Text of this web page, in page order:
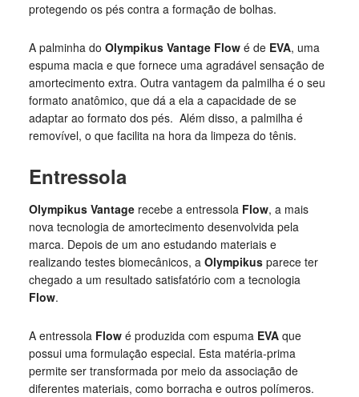
protegendo os pés contra a formação de bolhas.
A palminha do Olympikus Vantage Flow é de EVA, uma
espuma macia e que fornece uma agradável sensação de
amortecimento extra. Outra vantagem da palmilha é o seu
formato anatômico, que dá a ela a capacidade de se
adaptar ao formato dos pés. Além disso, a palmilha é
removível, o que facilita na hora da limpeza do tênis.
Entressola
Olympikus Vantage recebe a entressola Flow, a mais
nova tecnologia de amortecimento desenvolvida pela
marca. Depois de um ano estudando materiais e
realizando testes biomecânicos, a Olympikus parece ter
chegado a um resultado satisfatório com a tecnologia
Flow.
A entressola Flow é produzida com espuma EVA que
possui uma formulação especial. Esta matéria-prima
permite ser transformada por meio da associação de
diferentes materiais, como borracha e outros polímeros.